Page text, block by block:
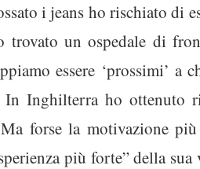
i jeans ho rischiato di
un ospedale di
essere ‘prossimi’ a
In Inghilterra ho ottenuto
forse la motivazione
più forte” della